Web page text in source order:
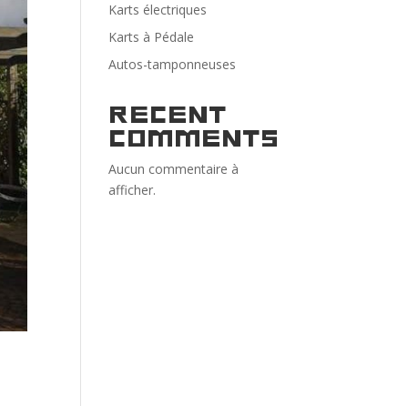
Karts électriques
Karts à Pédale
Autos-tamponneuses
Recent
Comments
Aucun commentaire à
afficher.